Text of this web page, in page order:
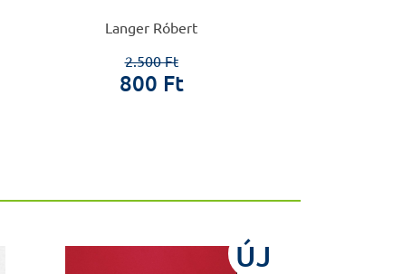
Langer Róbert
2.500 Ft
800 Ft
ÚJ